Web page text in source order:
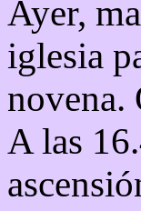
Ayer,
iglesia
novena.
A las